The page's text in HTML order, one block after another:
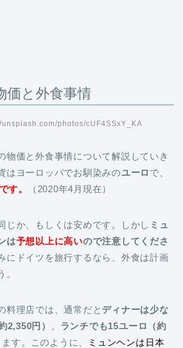
価と外食事情
unsplash.com/photos/cUF4SSxY_KA
物価と外食事情について解説していき
はヨーロッパでお馴染みのユーロ で、
す。
（2020年4月現在）
じか、もしくは安めです。しかし ミュ
は予想以上に高いので注意してくださ
にドイツを旅行するなら、外食は計画
。
料理店では、通常だと ディナーは少な
2,350円）
ランチでも15ユーロ（約
す。このように、
ミュンヘンは日本